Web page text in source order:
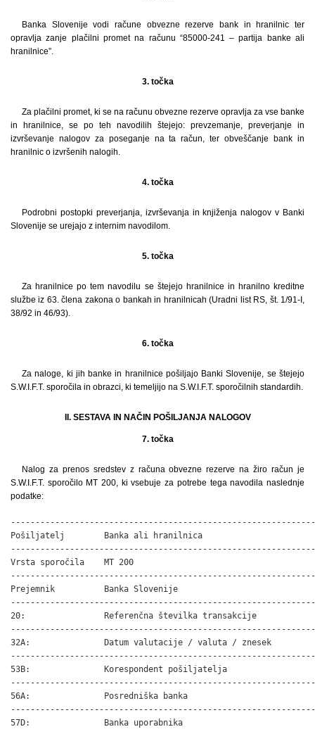
Banka Slovenije vodi račune obvezne rezerve bank in hranilnic ter
opravlja zanje plačilni promet na računu “85000-241 – partija banke ali
hranilnice”.
3. točka
Za plačilni promet, ki se na računu obvezne rezerve opravlja za vse banke
in hranilnice, se po teh navodilih štejejo: prevzemanje, preverjanje in
izvrševanje nalogov za poseganje na ta račun, ter obveščanje bank in
hranilnic o izvršenih nalogih.
4. točka
Podrobni postopki preverjanja, izvrševanja in knjiženja nalogov v Banki
Slovenije se urejajo z internim navodilom.
5. točka
Za hranilnice po tem navodilu se štejejo hranilnice in hranilno kreditne
službe iz 63. člena zakona o bankah in hranilnicah (Uradni list RS, št. 1/91-I,
38/92 in 46/93).
6. točka
Za naloge, ki jih banke in hranilnice pošiljajo Banki Slovenije, se štejejo
S.W.I.F.T. sporočila in obrazci, ki temeljijo na S.W.I.F.T. sporočilnih standardih.
II. SESTAVA IN NAČIN POŠILJANJA NALOGOV
7. točka
Nalog za prenos sredstev z računa obvezne rezerve na žiro račun je
S.W.I.F.T. sporočilo MT 200, ki vsebuje za potrebe tega navodila naslednje
podatke:
Pošiljatelj        Banka ali hranilnica
Vrsta sporočila    MT 200
Prejemnik          Banka Slovenije
20:                Referenčna številka transakcije
32A:               Datum valutacije / valuta / znesek
53B:               Korespondent pošiljatelja
56A:               Posredniška banka
57D:               Banka uporabnika